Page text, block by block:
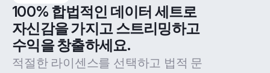
100% 합법적인 데이터 세트로
자신감을 가지고 스트리밍하고
수익을 창출하세요.
적절한 라이센스를 선택하고 법적 문